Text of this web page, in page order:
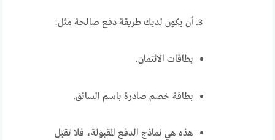
أن يكون لديك طريقة دفع صالحة مثل:
بطاقات الائتمان.
بطاقة خصم صادرة باسم السائق.
هذه هي نماذج الدفع المقبولة، فلا تقبَل